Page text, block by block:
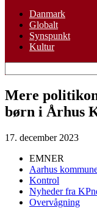
Danmark
Globalt
Synspunkt
Kultur
Mere
børn i Århus
17. december 2023
EMNER
Aarhus
Kontrol
Nyheder fra
Overvågning